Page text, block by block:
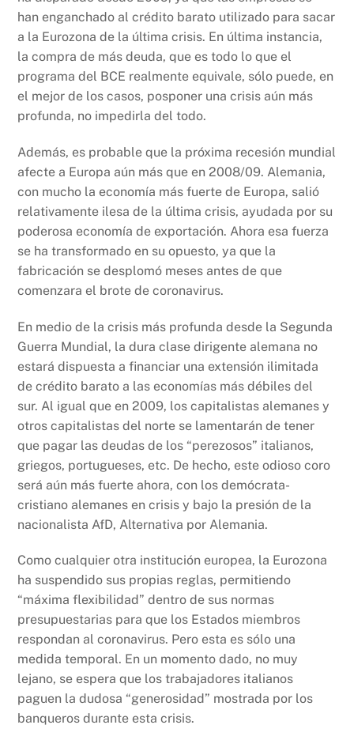
han enganchado al crédito barato utilizado para sacar
a la Eurozona de la última crisis. En última instancia,
la compra de más deuda, que es todo lo que el
programa del BCE realmente equivale, sólo puede, en
el mejor de los casos, posponer una crisis aún más
profunda, no impedirla del todo.
Además, es probable que la próxima recesión mundial
afecte a Europa aún más que en 2008/09. Alemania,
con mucho la economía más fuerte de Europa, salió
relativamente ilesa de la última crisis, ayudada por su
poderosa economía de exportación. Ahora esa fuerza
se ha transformado en su opuesto, ya que la
fabricación se desplomó meses antes de que
comenzara el brote de coronavirus.
En medio de la crisis más profunda desde la Segunda
Guerra Mundial, la dura clase dirigente alemana no
estará dispuesta a financiar una extensión ilimitada
de crédito barato a las economías más débiles del
sur. Al igual que en 2009, los capitalistas alemanes y
otros capitalistas del norte se lamentarán de tener
que pagar las deudas de los “perezosos” italianos,
griegos, portugueses, etc. De hecho, este odioso coro
será aún más fuerte ahora, con los demócrata-
cristiano alemanes en crisis y bajo la presión de la
nacionalista AfD, Alternativa por Alemania.
Como cualquier otra institución europea, la Eurozona
ha suspendido sus propias reglas, permitiendo
“máxima flexibilidad” dentro de sus normas
presupuestarias para que los Estados miembros
respondan al coronavirus. Pero esta es sólo una
medida temporal. En un momento dado, no muy
lejano, se espera que los trabajadores italianos
paguen la dudosa “generosidad” mostrada por los
banqueros durante esta crisis.